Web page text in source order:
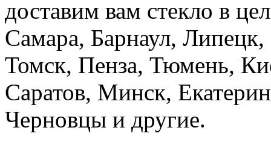
доставим вам стекло в
Самара, Барнаул,
Томск, Пенза, Тюмень,
Саратов, Минск,
Черновцы и другие.